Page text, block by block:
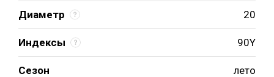
Диаметр 20
Индексы 90Y
Сезон лето